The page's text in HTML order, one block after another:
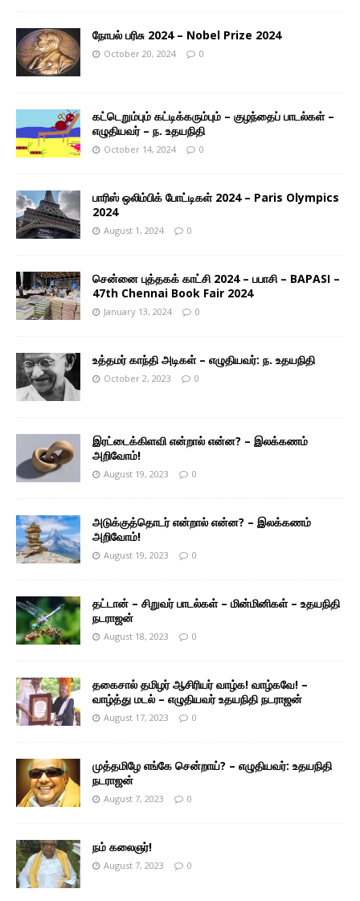
நோபல் பரிசு 2024 – Nobel Prize 2024
October 20, 2024 0
கட்டெறும்பும் கட்டிக்கரும்பும் – குழந்தைப் பாடல்கள் –
எழுதியவர் – ந. உதயநிதி
October 14, 2024 0
பாரிஸ் ஒலிம்பிக் போட்டிகள் 2024 – Paris Olympics
2024
August 1, 2024 0
சென்னை புத்தகக் காட்சி 2024 – பபாசி – BAPASI –
47th Chennai Book Fair 2024
January 13, 2024 0
உத்தமர் காந்தி அடிகள் – எழுதியவர்: ந. உதயநிதி
October 2, 2023 0
இரட்டைக்கிளவி என்றால் என்ன? – இலக்கணம்
அறிவோம்!
August 19, 2023 0
அடுக்குத்தொடர் என்றால் என்ன? – இலக்கணம்
அறிவோம்!
August 19, 2023 0
தட்டான் – சிறுவர் பாடல்கள் – மின்மினிகள் – உதயநிதி
நடராஜன்
August 18, 2023 0
தகைசால் தமிழர் ஆசிரியர் வாழ்க! வாழ்கவே! –
வாழ்த்து மடல் – எழுதியவர் உதயநிதி நடராஜன்
August 17, 2023 0
முத்தமிழே எங்கே சென்றாய்? – எழுதியவர்: உதயநிதி
நடராஜன்
August 7, 2023 0
நம் கலைஞர்!
August 7, 2023 0